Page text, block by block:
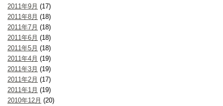
2011年9月 (17)
2011年8月 (18)
2011年7月 (18)
2011年6月 (18)
2011年5月 (18)
2011年4月 (19)
2011年3月 (19)
2011年2月 (17)
2011年1月 (19)
2010年12月 (20)